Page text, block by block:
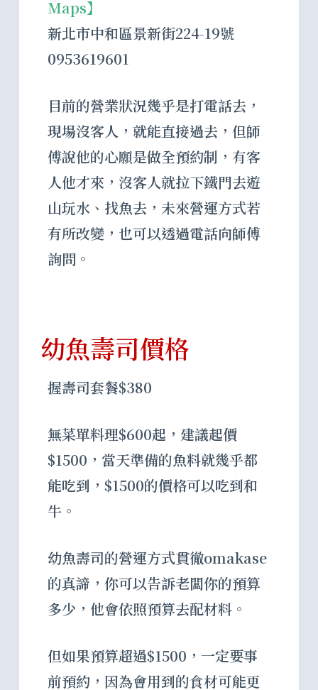
Maps】
新北市中和區景新街224-19號
0953619601
目前的營業狀況幾乎是打電話去，
現場沒客人，就能直接過去，但師
傅說他的心願是做全預約制，有客
人他才來，沒客人就拉下鐵門去遊
山玩水、找魚去，未來營運方式若
有所改變，也可以透過電話向師傅
詢問。
幼魚壽司價格
握壽司套餐$380
無菜單料理$600起，建議起價
$1500，當天準備的魚料就幾乎都
能吃到，$1500的價格可以吃到和
牛。
幼魚壽司的營運方式貫徹omakase
的真諦，你可以告訴老闆你的預算
多少，他會依照預算去配材料。
但如果預算超過$1500，一定要事
前預約，因為會用到的食材可能更